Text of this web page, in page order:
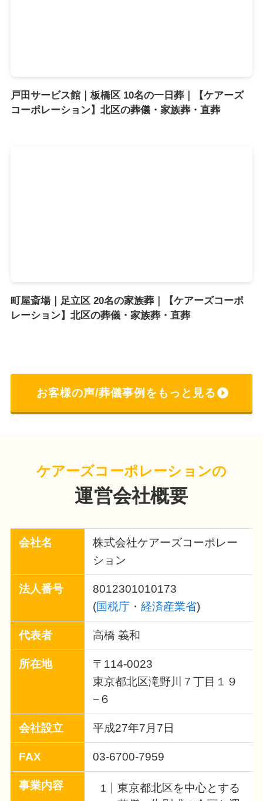
戸田サービス館｜板橋区 10名の一日葬｜【ケアーズ
コーポレーション】北区の葬儀・家族葬・直葬
町屋斎場｜足立区 20名の家族葬｜【ケアーズコーポ
レーション】北区の葬儀・家族葬・直葬
お客様の声/葬儀事例をもっと見る
ケアーズコーポレーションの
運営会社概要
会社名
株式会社ケアーズコーポレー
ション
法人番号
8012301010173
(国税庁 ・経済産業省)
代表者 高橋 義和
所在地
〒114-0023
東京都北区滝野川７丁目１９
−６
会社設立 平成27年7月7日
FAX 03-6700-7959
事業内容
東京都北区を中心とする